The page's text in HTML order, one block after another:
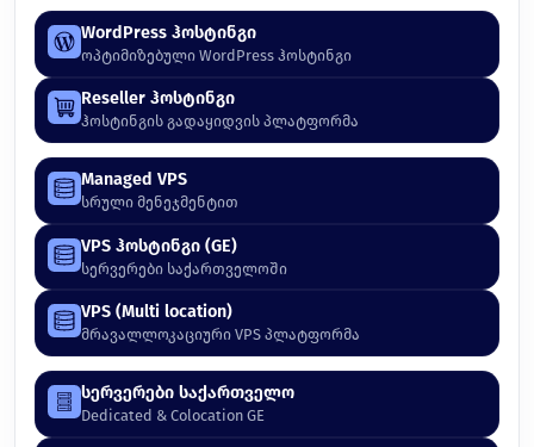
WordPress ჰოსტინგი
ოპტიმიზებული WordPress ჰოსტინგი
Reseller ჰოსტინგი
ჰოსტინგის გადაყიდვის პლატფორმა
Managed VPS
სრული მენეჯმენტით
VPS ჰოსტინგი (GE)
სერვერები საქართველოში
VPS (Multi location)
მრავალლოკაციური VPS პლატფორმა
სერვერები საქართველო
Dedicated & Colocation GE